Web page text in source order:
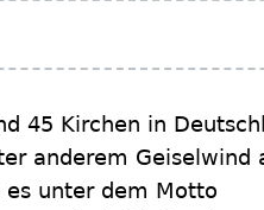
45 Kirchen in
anderem Geiselwind
unter dem Motto